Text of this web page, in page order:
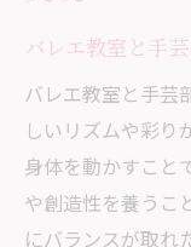
バレエ教室と手
バレエ教室と手芸
しいリズムや彩り
身体を動かすこと
や創造性を養うこ
にバランスが取れ